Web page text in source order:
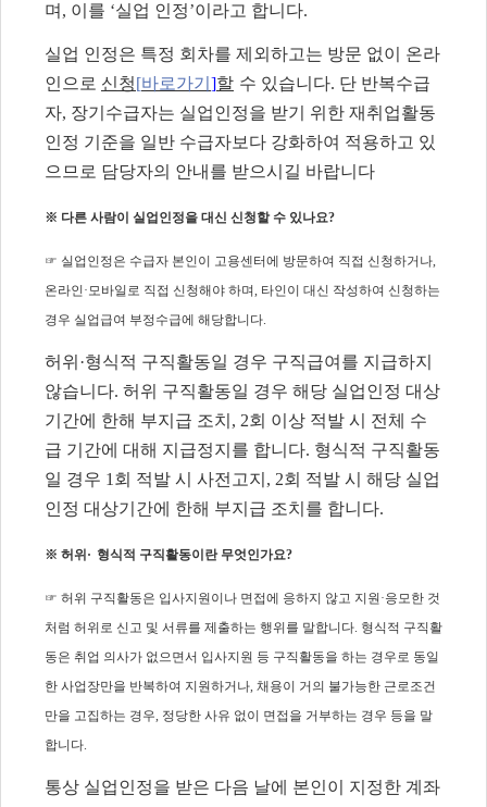
며 , 이를 ‘실업 인정’이라고 합니다.
실업 인정은 특정 회차를 제외하고는 방문 없이 온라
인으로 신청[바로가기 ]할 수 있습니다. 단 반복수급
자, 장기수급자는 실업인정을 받기 위한 재취업활동
인정 기준을 일반 수급자보다 강화하여 적용하고 있
으므로 담당자의 안내를 받으시길 바랍니다
※ 다른 사람이 실업인정을 대신 신청할 수 있나요?
☞ 실업인정은 수급자 본인이 고용센터에 방문하여 직접 신청하거나,
온라인 ·모바일로 직접 신청해야 하며, 타인이 대신 작성하여 신청하는
경우 실업급여 부정수급에 해당합니다.
허위 ·형식적 구직활동일 경우 구직급여를 지급하지
않습니다. 허위 구직활동일 경우 해당 실업인정 대상
기간에 한해 부지급 조치 , 2회 이상 적발 시 전체 수
급 기간에 대해 지급정지를 합니다. 형식적 구직활동
일 경우 1 회 적발 시 사전고지 , 2회 적발 시 해당 실업
인정 대상기간에 한해 부지급 조치를 합니다.
※ 허위· 형식적 구직활동이란 무엇인가요?
☞ 허위 구직활동은 입사지원이나 면접에 응하지 않고 지원 ·응모한 것
처럼 허위로 신고 및 서류를 제출하는 행위를 말합니다. 형식적 구직활
동은 취업 의사가 없으면서 입사지원 등 구직활동을 하는 경우로 동일
한 사업장만을 반복하여 지원하거나, 채용이 거의 불가능한 근로조건
만을 고집하는 경우, 정당한 사유 없이 면접을 거부하는 경우 등을 말
합니다.
통상 실업인정을 받은 다음 날에 본인이 지정한 계좌